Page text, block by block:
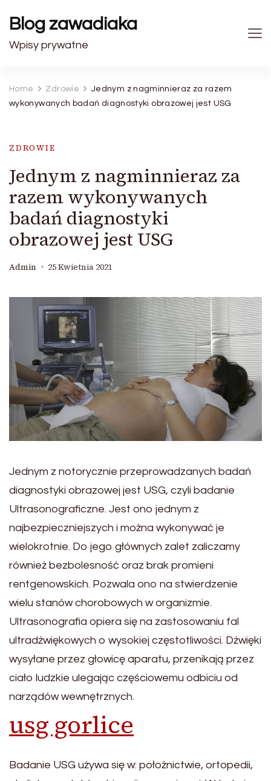
Blog zawadiaka
Wpisy prywatne
Home Zdrowie
Jednym z nagminnieraz za razem
wykonywanych badań diagnostyki obrazowej jest USG
ZDROWIE
Jednym z nagminnieraz za
razem wykonywanych
badań diagnostyki
obrazowej jest USG
Admin 25 Kwietnia 2021
Jednym z notorycznie przeprowadzanych badań
diagnostyki obrazowej jest USG, czyli badanie
Ultrasonograficzne. Jest ono jednym z
najbezpieczniejszych i można wykonywać je
wielokrotnie. Do jego głównych zalet zaliczamy
również bezbolesność oraz brak promieni
rentgenowskich. Pozwala ono na stwierdzenie
wielu stanów chorobowych w organizmie.
Ultrasonografia opiera się na zastosowaniu fal
ultradźwiękowych o wysokiej częstotliwości. Dźwięki
wysyłane przez głowicę aparatu, przenikają przez
ciało ludzkie ulegając częściowemu odbiciu od
narządów wewnętrznych.
usg gorlice
Badanie USG używa się w: położnictwie, ortopedii,